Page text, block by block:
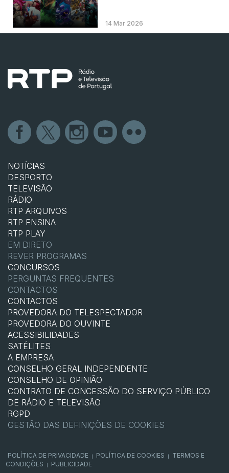
14 Mar 2026
NOTÍCIAS
DESPORTO
TELEVISÃO
RÁDIO
RTP ARQUIVOS
RTP ENSINA
RTP PLAY
EM DIRETO
REVER PROGRAMAS
CONCURSOS
PERGUNTAS FREQUENTES
CONTACTOS
CONTACTOS
PROVEDORA DO TELESPECTADOR
PROVEDORA DO OUVINTE
ACESSIBILIDADES
SATÉLITES
A EMPRESA
CONSELHO GERAL INDEPENDENTE
CONSELHO DE OPINIÃO
CONTRATO DE CONCESSÃO DO SERVIÇO PÚBLICO
DE RÁDIO E TELEVISÃO
RGPD
GESTÃO DAS DEFINIÇÕES DE COOKIES
POLÍTICA DE PRIVACIDADE POLÍTICA DE COOKIES
TERMOS E
CONDIÇÕES
PUBLICIDADE